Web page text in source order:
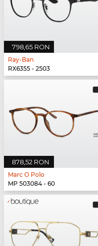
798,65 RON
Ray-Ban
RX6355 - 2503
878,52 RON
Marc O Polo
MP 503084 - 60